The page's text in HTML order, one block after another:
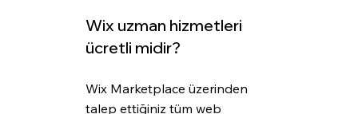
Wix uzman hizmetleri
ücretli midir?
Wix Marketplace üzerinden
talep ettiğiniz tüm web